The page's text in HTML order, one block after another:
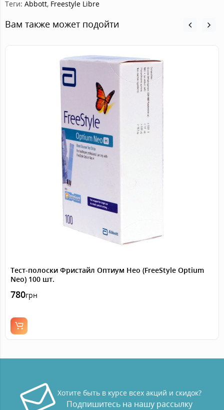
Теги: Abbott, Freestyle Libre
Вам также может подойти
Тест-полоски Фристайл Оптиум Нео (FreeStyle Optium
Neo) 100 шт.
780грн
Хотите быть в курсе всех акций и скидок?
Подпишитесь на нашу рассылку